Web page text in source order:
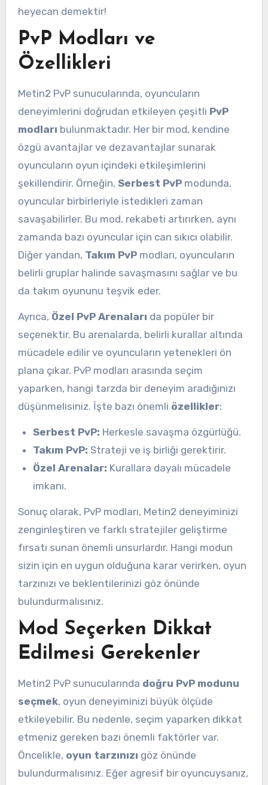
heyecan demektir!
PvP Modları ve
Özellikleri
Metin2 PvP sunucularında, oyuncuların
deneyimlerini doğrudan etkileyen çeşitli PvP
modları bulunmaktadır. Her bir mod, kendine
özgü avantajlar ve dezavantajlar sunarak
oyuncuların oyun içindeki etkileşimlerini
şekillendirir. Örneğin, Serbest PvPmodunda,
oyuncular birbirleriyle istedikleri zaman
savaşabilirler. Bu mod, rekabeti artırırken, aynı
zamanda bazı oyuncular için can sıkıcı olabilir.
Diğer yandan, Takım PvPmodları, oyuncuların
belirli gruplar halinde savaşmasını sağlar ve bu
da takım oyununu teşvik eder.
Ayrıca, Özel PvP Arenaları da popüler bir
seçenektir. Bu arenalarda, belirli kurallar altında
mücadele edilir ve oyuncuların yetenekleri ön
plana çıkar. PvP modları arasında seçim
yaparken, hangi tarzda bir deneyim aradığınızı
düşünmelisiniz. İşte bazı önemli özellikler:
Serbest PvP: Herkesle savaşma özgürlüğü.
Takım PvP: Strateji ve iş birliği gerektirir.
Özel Arenalar: Kurallara dayalı mücadele
imkanı.
Sonuç olarak, PvP modları, Metin2 deneyiminizi
zenginleştiren ve farklı stratejiler geliştirme
fırsatı sunan önemli unsurlardır. Hangi modun
sizin için en uygun olduğuna karar verirken, oyun
tarzınızı ve beklentilerinizi göz önünde
bulundurmalısınız.
Mod Seçerken Dikkat
Edilmesi Gerekenler
Metin2 PvP sunucularında doğru PvP modunu
seçmek, oyun deneyiminizi büyük ölçüde
etkileyebilir. Bu nedenle, seçim yaparken dikkat
etmeniz gereken bazı önemli faktörler var.
Öncelikle, oyun tarzınızı göz önünde
bulundurmalısınız. Eğer agresif bir oyuncuysanız,